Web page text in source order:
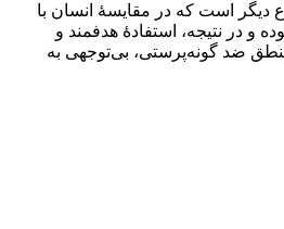
است که در مقایسۀ انسان با
و در نتیجه، استفادۀ هدفمند و
منطق ضد گونه‌پرستی، بی‌توجهی به